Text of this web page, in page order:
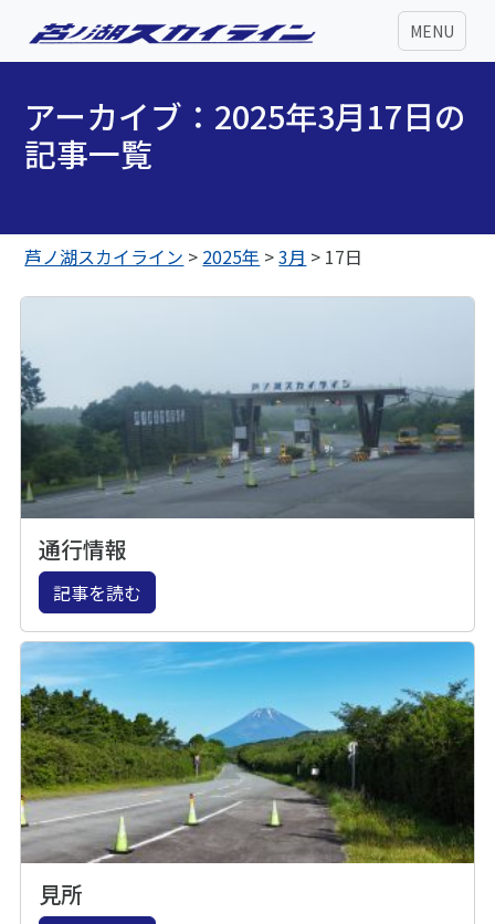
MENU
アーカイブ：2025年3月17日の
記事一覧
芦ノ湖スカイライン > 2025年 >3月 > 17日
通行情報
記事を読む
見所